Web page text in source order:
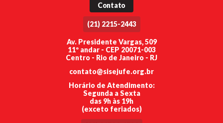
Contato
(21) 2215-2443
Av. Presidente Vargas, 509
11º andar - CEP 20071-003
Centro - Rio de Janeiro - RJ
contato@sisejufe.org.br
Horário de Atendimento:
Segunda a Sexta
das 9h às 19h
(exceto feriados)